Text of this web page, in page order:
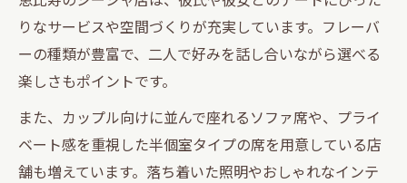
た時間
中目黒でコスパ良くシーシャを楽しむポイ
ント
雰囲気抜群の中目黒シーシャで距離を縮め
る
シーシャが叶える落ち着いた大人のデート計画
りなサービスや空間づくりが充実しています。フレーバ
ーの種類が豊富で、二人で好みを話し合いながら選べる
楽しさもポイントです。
また、カップル向けに並んで座れるソファ席や、プライ
ベート感を重視した半個室タイプの席を用意している店
舗も増えています。落ち着いた照明やおしゃれなインテ